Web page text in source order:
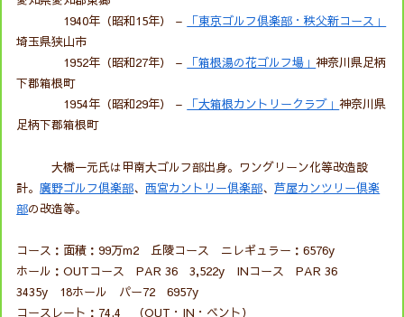
1940年（昭和15年） –
「東京ゴルフ倶楽部・秩父新コース」
埼玉県狭山市
1952年（昭和27年） –
「箱根湯の花ゴルフ場」神奈川県足柄
下郡箱根町
1954年（昭和29年） –
「大箱根カントリークラブ」神奈川県
足柄下郡箱根町
大橋一元氏は甲南大ゴルフ部出身。ワングリーン化等改造設
計。廣野ゴルフ倶楽部、西宮カントリー倶楽部、芦屋カンツリー倶楽
部の改造等。
コース：面積：99万m2 丘陵コース ニレギュラー：6576y
ホール：OUTコース PAR 36 3,522y INコース PAR 36
3435y 18ホール パー72 6957y
コースレート：74.4 （OUT・IN・ベント）